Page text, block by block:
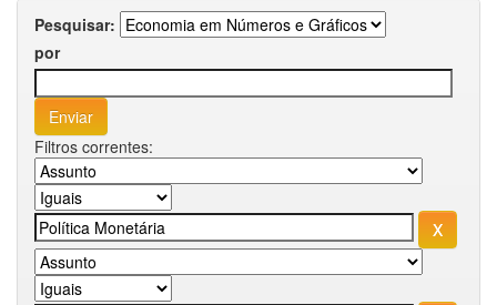
Pesquisar:
por
Filtros correntes: